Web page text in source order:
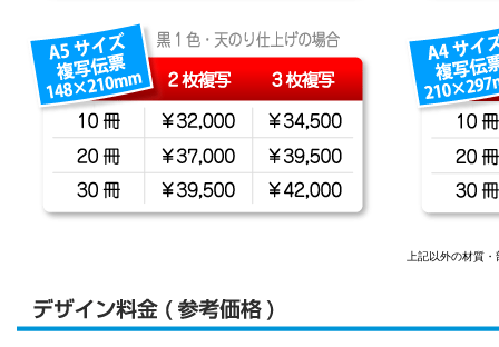
上記以外の材質